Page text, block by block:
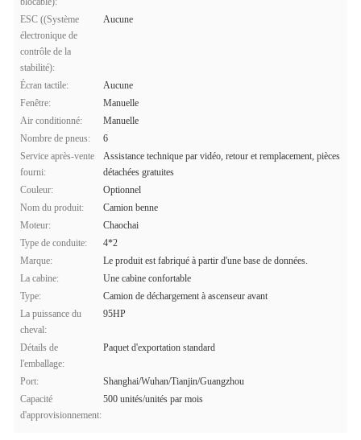
ESC ((Système
électronique de
contrôle de la
stabilité):
Aucune
Écran tactile:
Aucune
Fenêtre:
Manuelle
Air conditionné:
Manuelle
Nombre de pneus:
6
Service après-vente
fourni:
Assistance technique par vidéo, retour et remplacement, pièces
détachées gratuites
Couleur:
Optionnel
Nom du produit:
Camion benne
Moteur:
Chaochai
Type de conduite:
4*2
Marque:
Le produit est fabriqué à partir d'une base de données.
La cabine:
Une cabine confortable
Type:
Camion de déchargement à ascenseur avant
La puissance du
cheval:
95HP
Détails de
l'emballage:
Paquet d'exportation standard
Port:
Shanghai/Wuhan/Tianjin/Guangzhou
Capacité
d'approvisionnement:
500 unités/unités par mois